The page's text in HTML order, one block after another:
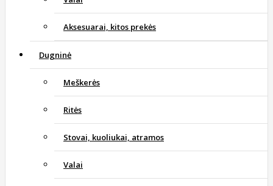
Aksesuarai, kitos prekės
Dugninė
Meškerės
Ritės
Stovai, kuoliukai, atramos
Valai